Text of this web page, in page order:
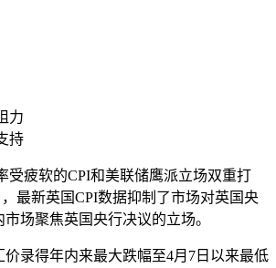
力
持
受疲软的CPI和美联储鹰派立场双重打
最新英国CPI数据抑制了市场对英国央
场聚焦英国央行决议的立场。
价录得年内来最大跌幅至4月7日以来最低